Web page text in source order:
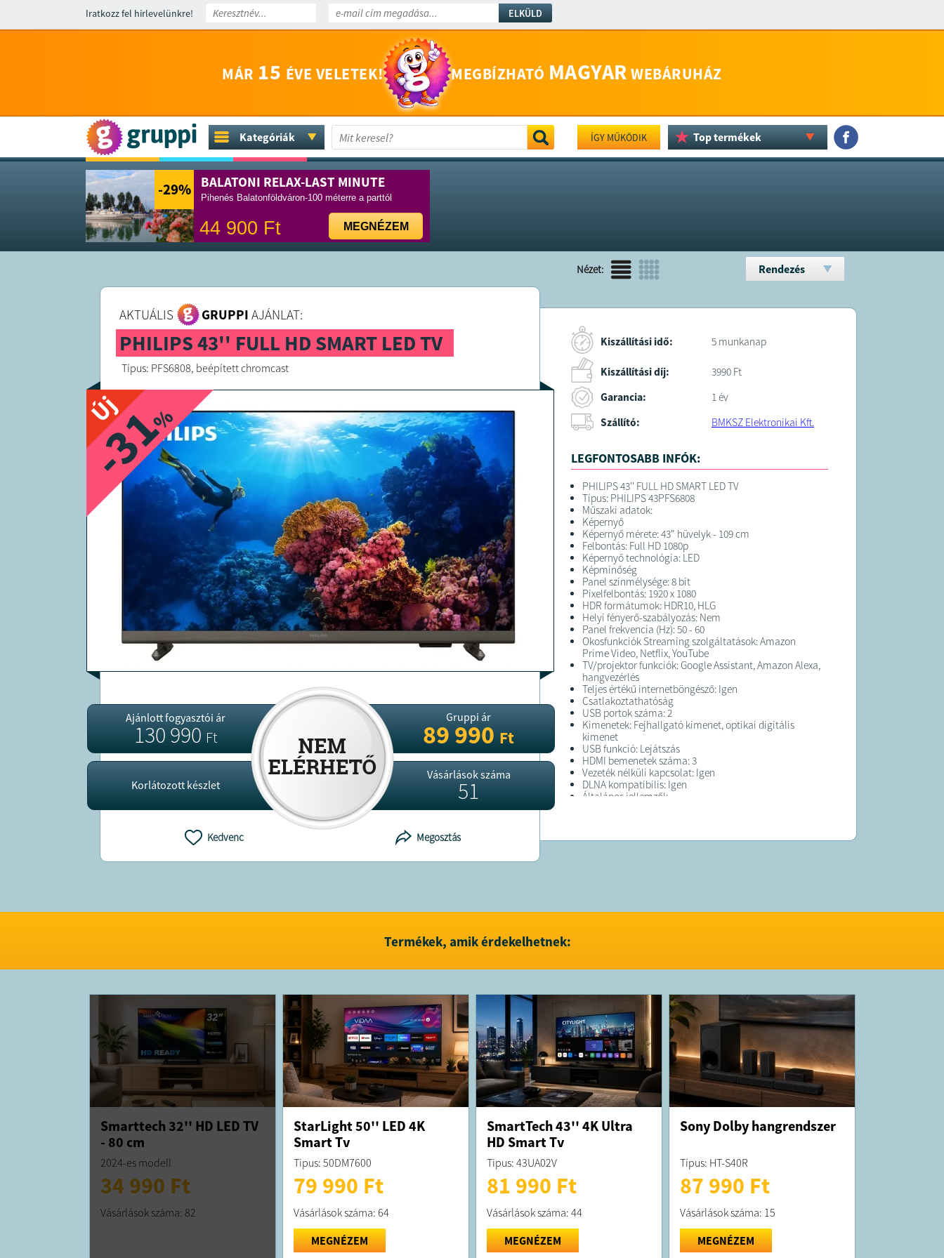
Iratkozz fel hírlevelünkre! ELKÜLD
MÁR 15 ÉVE VELETEK! MEGBÍZHATÓ MAGYAR WEBÁRUHÁZ
Kategóriák ÍGY MŰKÖDIK Top termékek
-29% BALATONI RELAX-LAST MINUTE
Pihenés Balatonföldváron-100 méterre a parttól
44 900 Ft MEGNÉZEM
Nézet: Rendezés
AKTUÁLIS GRUPPI AJÁNLAT:
PHILIPS 43'' FULL HD SMART LED TV
Típus: PFS6808, beépített chromcast
Új
-31
%
Ajánlott fogyasztói ár
130 990Ft
Korlátozott készlet
Gruppi ár
89 990Ft
Vásárlások száma
51
Kedvenc Megosztás
Kiszállítási idő: 5 munkanap
Kiszállítási díj:
3990 Ft
Garancia:
1 év
Szállító:
BMKSZ Elektronikai Kft.
LEGFONTOSABB INFÓK:
PHILIPS 43'' FULL HD SMART LED TV
Típus: PHILIPS 43PFS6808
Műszaki adatok:
Képernyő
Képernyő mérete: 43" hüvelyk - 109 cm
Felbontás: Full HD 1080p
Képernyő technológia: LED
Képminőség
Panel színmélysége: 8 bit
Pixelfelbontás: 1920 x 1080
HDR formátumok: HDR10, HLG
Helyi fényerő-szabályozás: Nem
Panel frekvencia (Hz): 50 - 60
Okosfunkciók Streaming szolgáltatások: Amazon
Prime Video, Netflix, YouTube
TV/projektor funkciók: Google Assistant, Amazon Alexa,
hangvezérlés
Teljes értékű internetböngésző: Igen
Csatlakoztathatóság
USB portok száma: 2
Kimenetek: Fejhallgató kimenet, optikai digitális
kimenet
USB funkció: Lejátszás
HDMI bemenetek száma: 3
Vezeték nélküli kapcsolat: Igen
DLNA kompatibilis: Igen
Általános jellemzők
Doboz méretei (mm):Szélesség 1100 x Magasság 680 x
Állvánnyal: 6,5 kg
HDR energiahatékonysági besorolás: G
Energiafogyasztás – kWh/1000 óra: 33 kWh
HDR energiafogyasztás – kWh/1000 óra: 63 kWh
Éles kép. Lebilincselő vizuális élmény.
A Full HD LED TV-n minden jól néz ki. A TV
képfeldolgozó engine-je optimalizálja a képminőséget
az éles képek, gazdag színek és gördülékeny mozgás
érdekében.
Ön minden alkalommal a legjobb képminőséget
kapja. Lenyűgöző TV.
Bonyodalmak nélkül. Philips Smart TV. Az új
okostévének köszönhetően gyorsan megtalálja.
Ha valami újat keres, olyan kategóriák között
böngészhet, mint például az akció vagy a dráma, és
javaslatait – mindezt egy helyen.
Hangvezérlés. A Google Segéddel* és az Alexával.
Választhat a hangsegédek közül! Vezérelheti a TV-t, és
megkérheti a Google Segédet, hogy a Google
Termékek, amik érdekelhetnek:
Smarttech 32'' HD LED TV
- 80 cm
2024-es modell
34 990 Ft
Vásárlások száma: 82
StarLight 50'' LED 4K
Smart Tv
Tipus: 50DM7600
79 990 Ft
Vásárlások száma: 64
MEGNÉZEM
SmartTech 43'' 4K Ultra
HD Smart Tv
Tipus: 43UA02V
81 990 Ft
Vásárlások száma: 44
MEGNÉZEM
Sony Dolby hangrendszer
Típus: HT-S40R
87 990 Ft
Vásárlások száma: 15
MEGNÉZEM